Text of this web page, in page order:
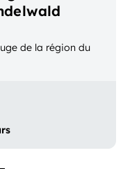
de la région du